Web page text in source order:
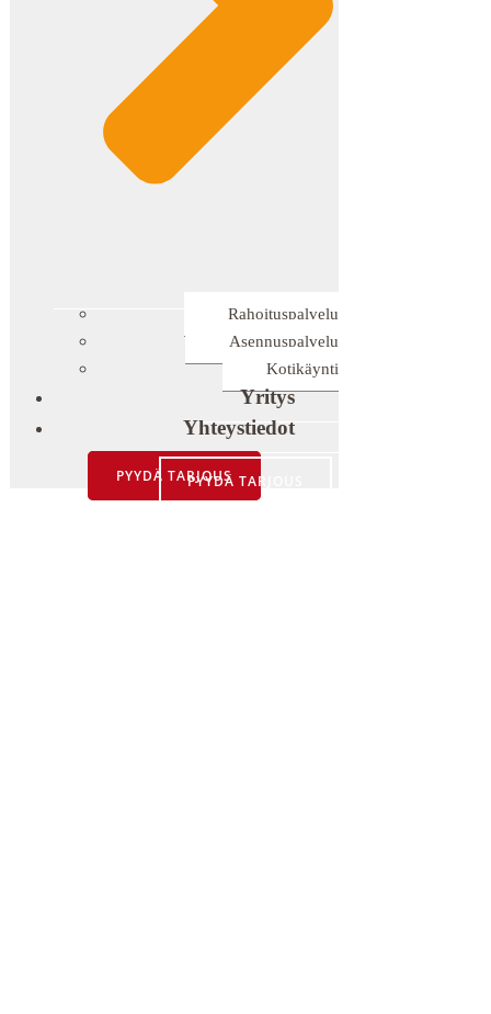
Rahoituspalvelu
Asennuspalvelu
Kotikäynti
Yritys
Yhteystiedot
PYYDÄ TARJOUSPYYDÄ TARJOUS